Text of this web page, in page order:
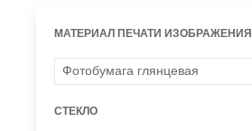
МАТЕРИАЛ ПЕЧАТИ ИЗОБРАЖЕНИЯ
СТЕКЛО